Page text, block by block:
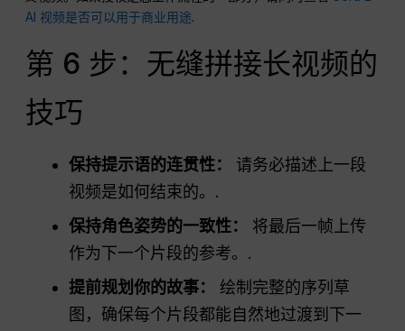
AI 视频是否可以用于商业用途.
第 6 步：无缝拼接长视频的
技巧
保持提示语的连贯性：
请务必描述上一段
视频是如何结束的。.
保持角色姿势的一致性：
将最后一帧上传
作为下一个片段的参考。.
提前规划你的故事：
绘制完整的序列草
图，确保每个片段都能自然地过渡到下一